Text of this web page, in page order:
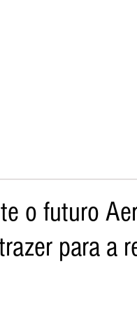
o futuro
para a